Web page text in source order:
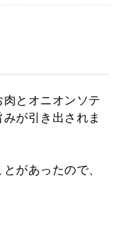
とオニオンソテ
が引き出されま
があったので、